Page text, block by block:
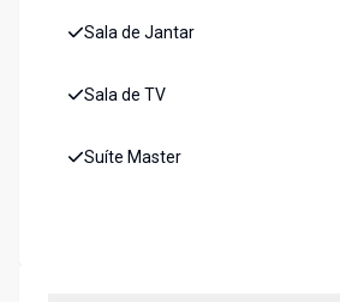
Sala de Jantar
Sala de TV
Suíte Master